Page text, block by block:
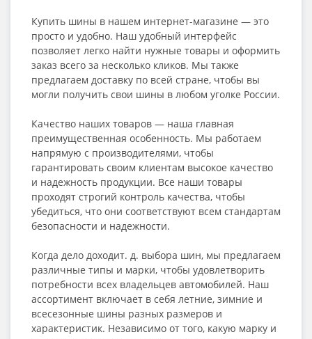
Купить шины в нашем интернет-магазине — это
просто и удобно. Наш удобный интерфейс
позволяет легко найти нужные товары и оформить
заказ всего за несколько кликов. Мы также
предлагаем доставку по всей стране, чтобы вы
могли получить свои шины в любом уголке России.
Качество наших товаров — наша главная
преимущественная особенность. Мы работаем
напрямую с производителями, чтобы
гарантировать своим клиентам высокое качество
и надежность продукции. Все наши товары
проходят строгий контроль качества, чтобы
убедиться, что они соответствуют всем стандартам
безопасности и надежности.
Когда дело доходит. д. выбора шин, мы предлагаем
различные типы и марки, чтобы удовлетворить
потребности всех владельцев автомобилей. Наш
ассортимент включает в себя летние, зимние и
всесезонные шины разных размеров и
характеристик. Независимо от того, какую марку и